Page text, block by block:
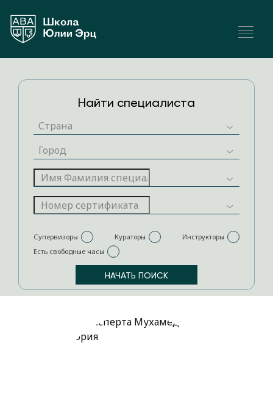
Найти специалиста
Супервизоры Кураторы
Инструкторы
Есть свободные часы